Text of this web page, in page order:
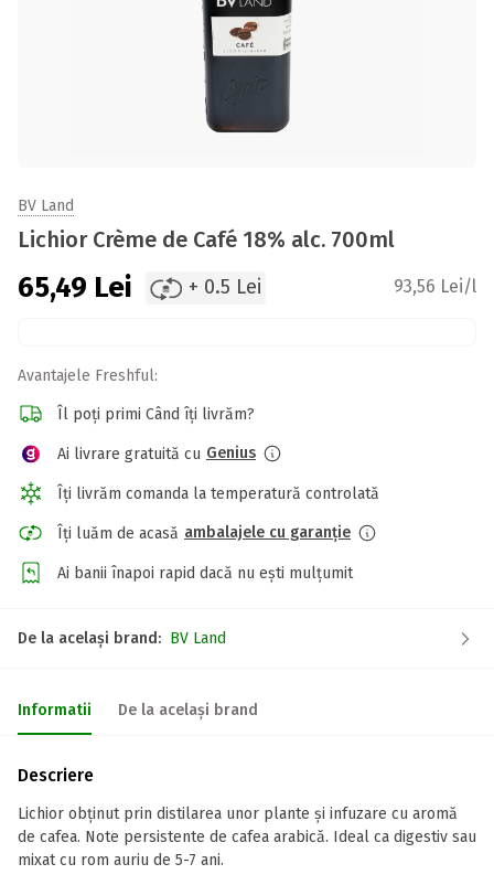
BV Land
Lichior Crème de Café 18% alc. 700ml
65,49 Lei + 0.5 Lei 93,56 Lei/l
Avantajele Freshful:
Îl poți primi Când îți livrăm?
Ai livrare gratuită cu Genius
Îți livrăm comanda la temperatură controlată
Îți luăm de acasă ambalajele cu garanție
Ai banii înapoi rapid dacă nu ești mulțumit
De la același brand: BV Land
Informatii De la același brand
Descriere
Lichior obținut prin distilarea unor plante și infuzare cu aromă
de cafea. Note persistente de cafea arabică. Ideal ca digestiv sau
mixat cu rom auriu de 5-7 ani.